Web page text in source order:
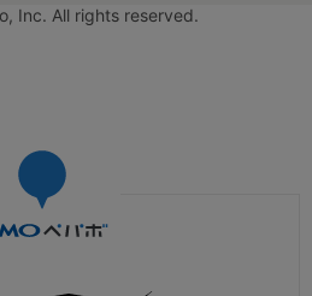
Inc. All rights reserved.